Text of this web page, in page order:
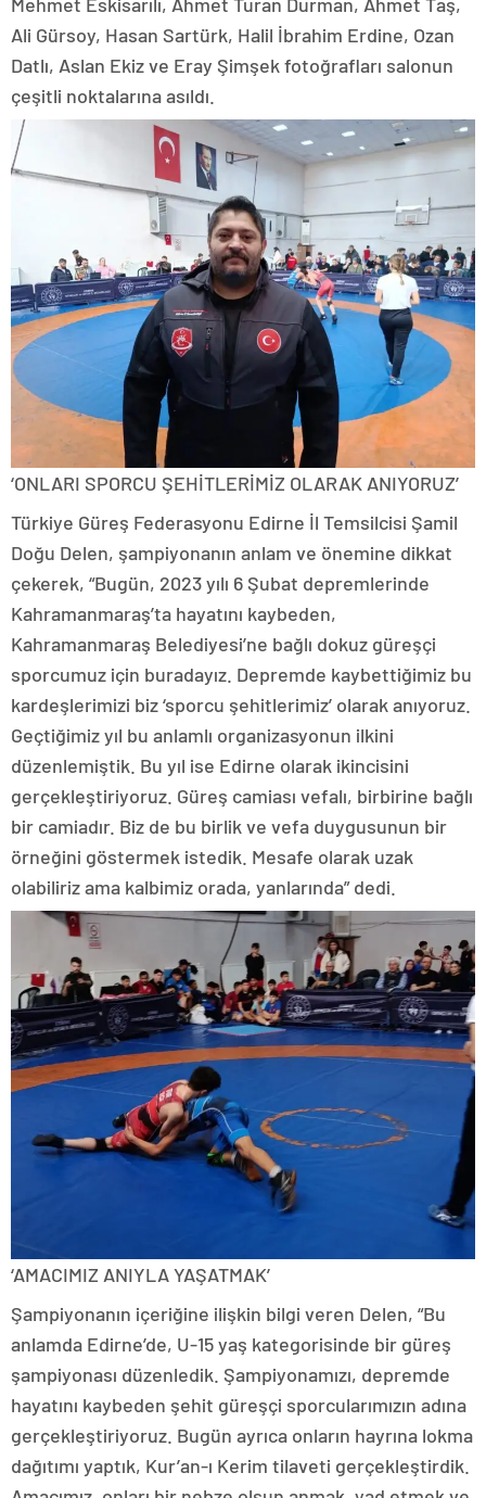
Ali Gürsoy, Hasan Sartürk, Halil İbrahim Erdine, Ozan
Datlı, Aslan Ekiz ve Eray Şimşek fotoğrafları salonun
çeşitli noktalarına asıldı.
‘ONLARI SPORCU ŞEHİTLERİMİZ OLARAK ANIYORUZ’
Türkiye Güreş Federasyonu Edirne İl Temsilcisi Şamil
Doğu Delen, şampiyonanın anlam ve önemine dikkat
çekerek, “Bugün, 2023 yılı 6 Şubat depremlerinde
Kahramanmaraş’ta hayatını kaybeden,
Kahramanmaraş Belediyesi’ne bağlı dokuz güreşçi
sporcumuz için buradayız. Depremde kaybettiğimiz bu
kardeşlerimizi biz ‘sporcu şehitlerimiz’ olarak anıyoruz.
Geçtiğimiz yıl bu anlamlı organizasyonun ilkini
düzenlemiştik. Bu yıl ise Edirne olarak ikincisini
gerçekleştiriyoruz. Güreş camiası vefalı, birbirine bağlı
bir camiadır. Biz de bu birlik ve vefa duygusunun bir
örneğini göstermek istedik. Mesafe olarak uzak
olabiliriz ama kalbimiz orada, yanlarında” dedi.
‘AMACIMIZ ANIYLA YAŞATMAK’
Şampiyonanın içeriğine ilişkin bilgi veren Delen, “Bu
anlamda Edirne’de, U-15 yaş kategorisinde bir güreş
şampiyonası düzenledik. Şampiyonamızı, depremde
hayatını kaybeden şehit güreşçi sporcularımızın adına
gerçekleştiriyoruz. Bugün ayrıca onların hayrına lokma
dağıtımı yaptık, Kur’an-ı Kerim tilaveti gerçekleştirdik.